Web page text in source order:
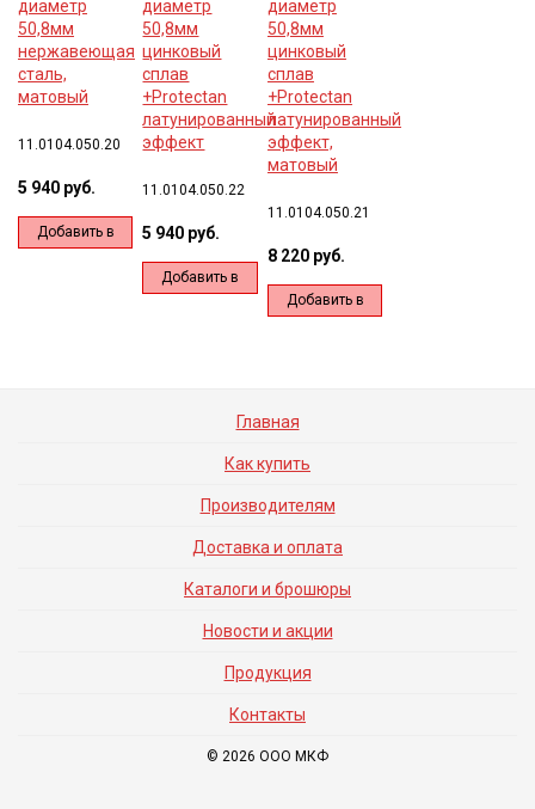
диаметр
50,8мм
нержавеющая
сталь,
матовый
11.0104.050.20
5 940 руб.
Добавить в
диаметр
50,8мм
цинковый
сплав
+Protectan
латунированный
эффект
11.0104.050.22
5 940 руб.
Добавить в
диаметр
50,8мм
цинковый
сплав
+Protectan
латунированный
эффект,
матовый
11.0104.050.21
8 220 руб.
Добавить в
Главная
Как купить
Производителям
Доставка и оплата
Каталоги и брошюры
Новости и акции
Продукция
Контакты
© 2026 ООО МКФ